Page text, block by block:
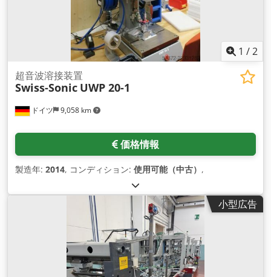
1 /2
ドイツ 9,058 km
超音波溶接装置
Swiss-Sonic UWP 20-1
価格情報
製造年: 2014, コンディション: 使用可能（中古） ,
小型広告